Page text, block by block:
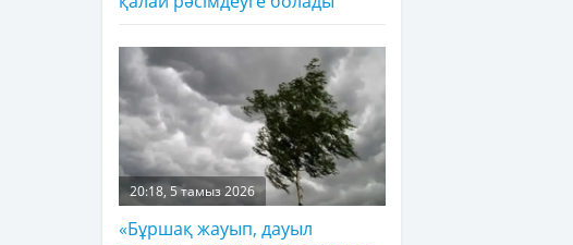
20:18, 5 тамыз 2026
«Бұршақ жауып, дауыл